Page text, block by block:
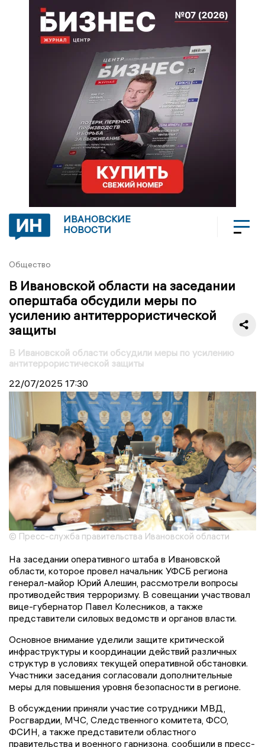
ИВАНОВСКИЕ
НОВОСТИ
Общество
В Ивановской области на заседании
оперштаба обсудили меры по
усилению антитеррористической
защиты
В Ивановской области обсудили меры по усилению
антитеррористической защиты
22/07/2025 17:30
© Пресс-служба правительства Ивановской области
На заседании оперативного штаба в Ивановской
области, которое провел начальник УФСБ региона
генерал-майор Юрий Алешин, рассмотрели вопросы
противодействия терроризму. В совещании участвовал
вице-губернатор Павел Колесников, а также
представители силовых ведомств и органов власти.
Основное внимание уделили защите критической
инфраструктуры и координации действий различных
структур в условиях текущей оперативной обстановки.
Участники заседания согласовали дополнительные
меры для повышения уровня безопасности в регионе.
В обсуждении приняли участие сотрудники МВД,
Росгвардии, МЧС, Следственного комитета, ФСО,
ФСИН, а также представители областного
правительства и военного гарнизона, сообщили в пресс-